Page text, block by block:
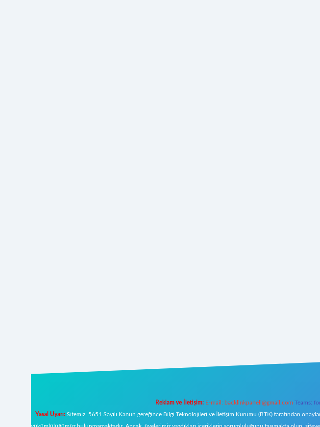
Reklam ve İletişim: E-mail: backlinkpaneli@gmail.com Teams:
Yasal Uyarı:Sitemiz, 5651 Sayılı Kanun gereğince Bilgi Teknolojileri ve İletişim Kurumu (BTK) tarafından